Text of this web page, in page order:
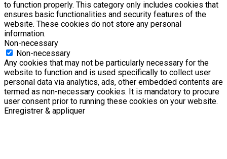
to function properly. This category only includes cookies that
ensures basic functionalities and security features of the
website. These cookies do not store any personal
information.
Non-necessary
Non-necessary
Any cookies that may not be particularly necessary for the
website to function and is used specifically to collect user
personal data via analytics, ads, other embedded contents are
termed as non-necessary cookies. It is mandatory to procure
user consent prior to running these cookies on your website.
Enregistrer & appliquer